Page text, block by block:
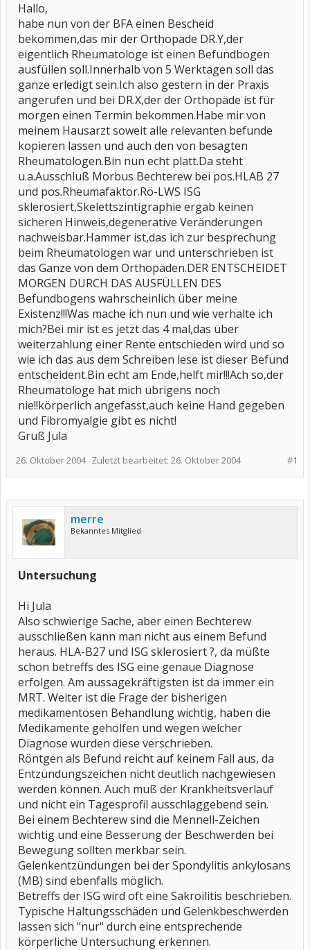
Hallo,
habe nun von der BFA einen Bescheid
bekommen,das mir der Orthopäde DR.Y,der
eigentlich Rheumatologe ist einen Befundbogen
ausfüllen soll.Innerhalb von 5 Werktagen soll das
ganze erledigt sein.Ich also gestern in der Praxis
angerufen und bei DR.X,der der Orthopäde ist für
morgen einen Termin bekommen.Habe mir von
meinem Hausarzt soweit alle relevanten befunde
kopieren lassen und auch den von besagten
Rheumatologen.Bin nun echt platt.Da steht
u.a.Ausschluß Morbus Bechterew bei pos.HLAB 27
und pos.Rheumafaktor.Rö-LWS ISG
sklerosiert,Skelettszintigraphie ergab keinen
sicheren Hinweis,degenerative Veränderungen
nachweisbar.Hammer ist,das ich zur besprechung
beim Rheumatologen war und unterschrieben ist
das Ganze von dem Orthopäden.DER ENTSCHEIDET
MORGEN DURCH DAS AUSFÜLLEN DES
Befundbogens wahrscheinlich über meine
Existenz!!!Was mache ich nun und wie verhalte ich
mich?Bei mir ist es jetzt das 4 mal,das über
weiterzahlung einer Rente entschieden wird und so
wie ich das aus dem Schreiben lese ist dieser Befund
entscheident.Bin echt am Ende,helft mir!!!Ach so,der
Rheumatologe hat mich übrigens noch
nie!!körperlich angefasst,auch keine Hand gegeben
und Fibromyalgie gibt es nicht!
Gruß Jula
#1
26. Oktober 2004 Zuletzt bearbeitet: 26. Oktober 2004
merre
Bekanntes Mitglied
Untersuchung
Hi Jula
Also schwierige Sache, aber einen Bechterew
ausschließen kann man nicht aus einem Befund
heraus. HLA-B27 und ISG sklerosiert ?, da müßte
schon betreffs des ISG eine genaue Diagnose
erfolgen. Am aussagekräftigsten ist da immer ein
MRT. Weiter ist die Frage der bisherigen
medikamentösen Behandlung wichtig, haben die
Medikamente geholfen und wegen welcher
Diagnose wurden diese verschrieben.
Röntgen als Befund reicht auf keinem Fall aus, da
Entzündungszeichen nicht deutlich nachgewiesen
werden können. Auch muß der Krankheitsverlauf
und nicht ein Tagesprofil ausschlaggebend sein.
Bei einem Bechterew sind die Mennell-Zeichen
wichtig und eine Besserung der Beschwerden bei
Bewegung sollten merkbar sein.
Gelenkentzündungen bei der Spondylitis ankylosans
(MB) sind ebenfalls möglich.
Betreffs der ISG wird oft eine Sakroilitis beschrieben.
Typische Haltungsschäden und Gelenkbeschwerden
lassen sich "nur" durch eine entsprechende
körperliche Untersuchung erkennen.